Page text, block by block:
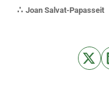
∴ Joan Salvat-Papasseit